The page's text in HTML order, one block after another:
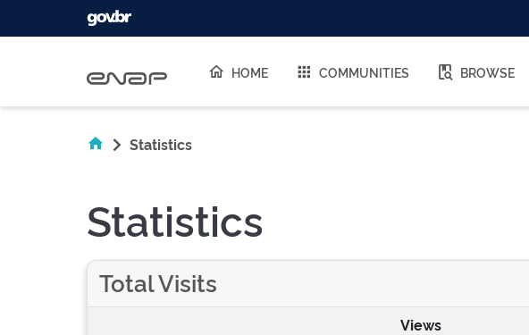
HOME COMMUNITIES BROWSE
Statistics
Statistics
Total Visits
Views